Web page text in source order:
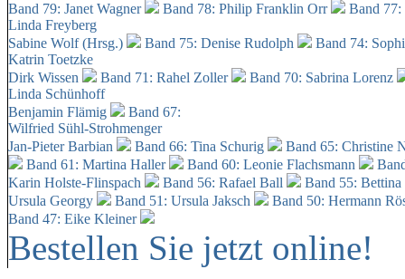
Band 79: Janet Wagner Band 78: Philip Franklin Orr
Band
Linda Freyberg
Sabine Wolf (Hrsg.)
Band 75: Denise Rudolph
Band 74:
Katrin Toetzke
Dirk Wissen
Band 71: Rahel Zoller
Band 70: Sabrina Lorenz
Linda Schünhoff
Benjamin Flämig
Band 67:
Wilfried Sühl-Strohmenger
Jan-Pieter Barbian
Band 66: Tina Schurig
Band 65: Christine
Band 61: Martina Haller
Band 60: Leonie Flachsmann
Karin Holste-Flinspach
Band 56: Rafael Ball
Band 55:
Ursula Georgy
Band 51: Ursula Jaksch Band 50: Hermann
Band 47: Eike Kleiner
Bestellen Sie jetzt online!